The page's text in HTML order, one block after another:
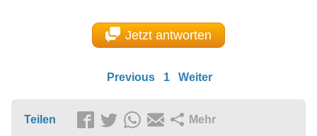
Jetzt antworten
Previous 1 Weiter
Teilen Mehr